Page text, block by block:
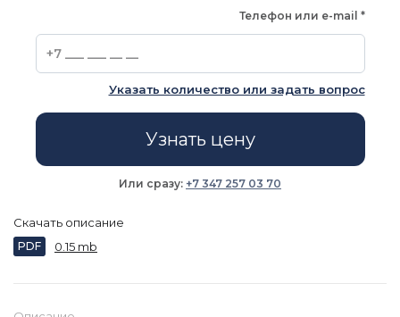
Телефон или e-mail *
Указать количество или задать вопрос
Узнать цену
Или сразу: +7 347 257 03 70
Скачать описание
PDF 0.15 mb